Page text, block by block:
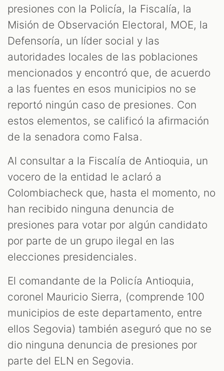
presiones con la Policía, la Fiscalía, la
Misión de Observación Electoral, MOE, la
Defensoría, un líder social y las
autoridades locales de las poblaciones
mencionados y encontró que, de acuerdo
a las fuentes en esos municipios no se
reportó ningún caso de presiones. Con
estos elementos, se calificó la afirmación
de la senadora como Falsa.
Al consultar a la Fiscalía de Antioquia, un
vocero de la entidad le aclaró a
Colombiacheck que, hasta el momento, no
han recibido ninguna denuncia de
presiones para votar por algún candidato
por parte de un grupo ilegal en las
elecciones presidenciales.
El comandante de la Policía Antioquia,
coronel Mauricio Sierra, (comprende 100
municipios de este departamento, entre
ellos Segovia) también aseguró que no se
dio ninguna denuncia de presiones por
parte del ELN en Segovia.